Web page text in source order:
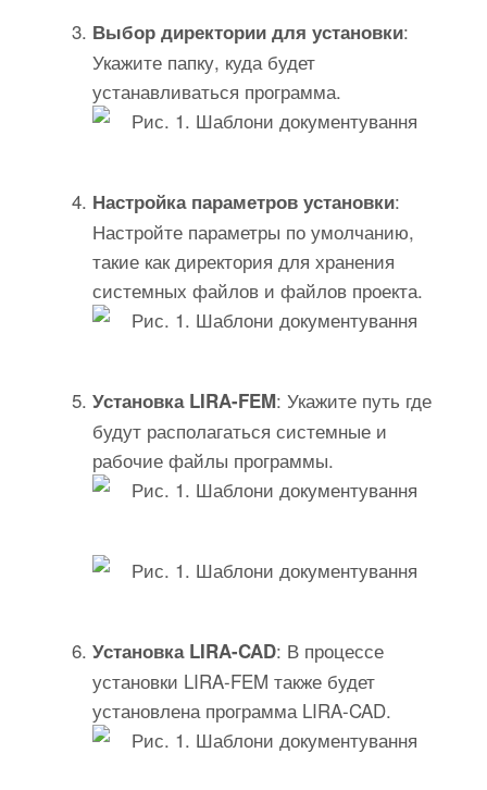
Выбор директории для установки:
Укажите папку, куда будет
устанавливаться программа.
Настройка параметров установки:
Настройте параметры по умолчанию,
такие как директория для хранения
системных файлов и файлов проекта.
Установка LIRA-FEM: Укажите путь где
будут располагаться системные и
рабочие файлы программы.
Установка LIRA-CAD: В процессе
установки LIRA-FEM также будет
установлена программа LIRA-CAD.